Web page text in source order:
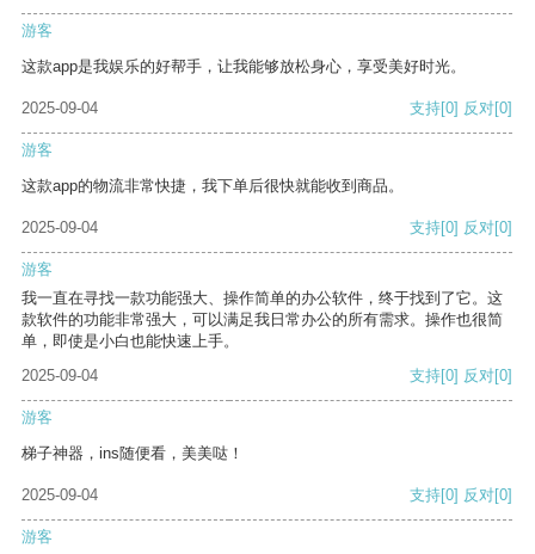
游客
这款app是我娱乐的好帮手，让我能够放松身心，享受美好时光。
2025-09-04 支持[0] 反对[0]
游客
这款app的物流非常快捷，我下单后很快就能收到商品。
2025-09-04 支持[0] 反对[0]
游客
我一直在寻找一款功能强大、操作简单的办公软件，终于找到了它。这
款软件的功能非常强大，可以满足我日常办公的所有需求。操作也很简
单，即使是小白也能快速上手。
2025-09-04
支持[0] 反对[0]
游客
梯子神器，ins随便看，美美哒！
2025-09-04 支持[0] 反对[0]
游客